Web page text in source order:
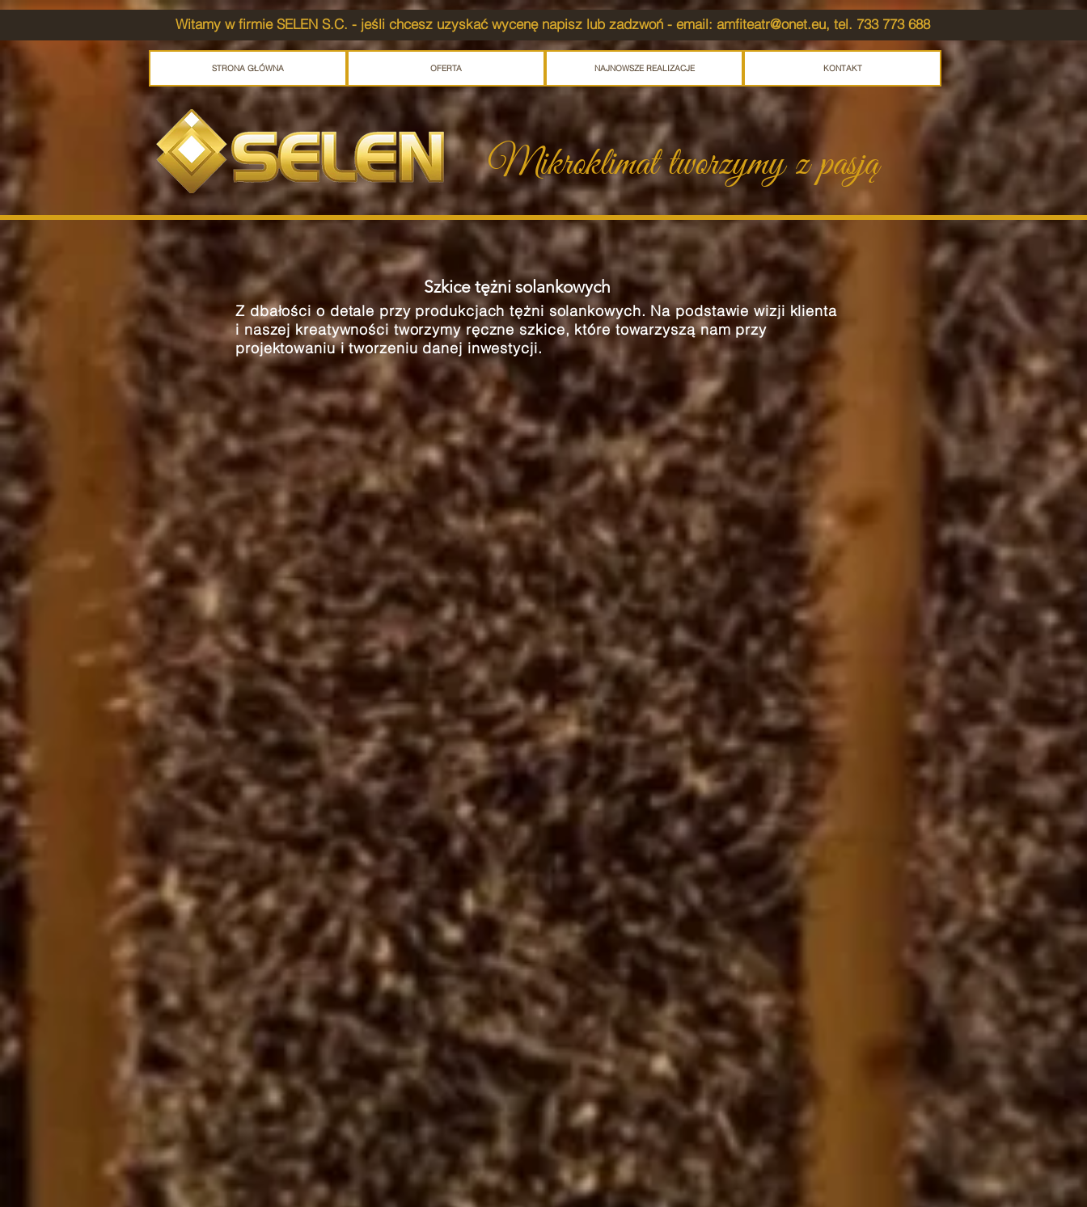
Witamy w firmie SELEN S.C. - jeśli chcesz uzyskać wycenę napisz lub zadzwoń - email: amfiteatr@onet.eu, tel. 733 773 688
STRONA GŁÓWNA OFERTA NAJNOWSZE REALIZACJE KONTAKT
Mikroklimat tworzymy z pasją
Z dbałości o detale przy produkcjach tężni solankowych. Na podstawie wizji klienta
i naszej kreatywności tworzymy ręczne szkice, które towarzyszą nam przy
projektowaniu i tworzeniu danej inwestycji.
Szkice tężni solankowych